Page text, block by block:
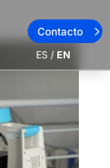
Contacto
ES/ EN